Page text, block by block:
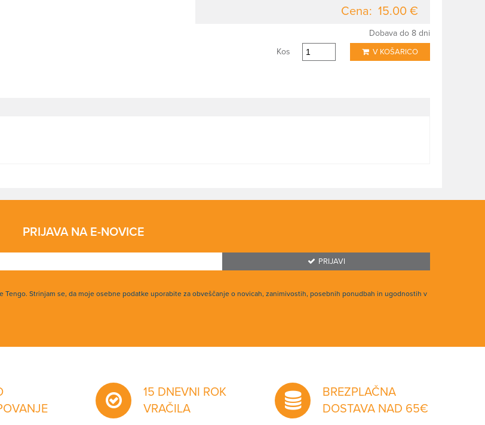
Cena: 15.00 €
Dobava do 8 dni
Kos
V KOŠARICO
PRIJAVA NA E-NOVICE
PRIJAVI
Strinjam se, da moje osebne podatke uporabite za obveščanje o novicah, zanimivostih, posebnih ponudbah in ugodnostih v
15 DNEVNI ROK
VRAČILA
BREZPLAČNA
DOSTAVA NAD 65€